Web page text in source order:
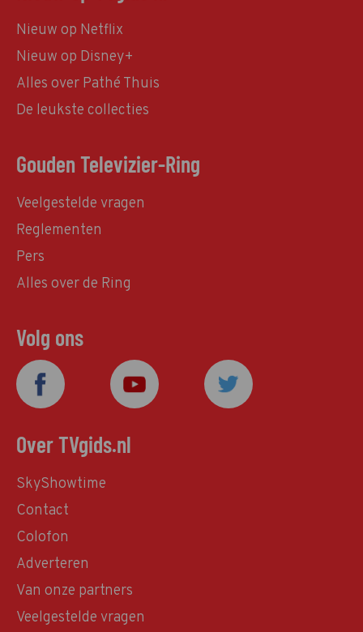
Nieuw op Netflix
Nieuw op Disney+
Alles over Pathé Thuis
De leukste collecties
Gouden Televizier-Ring
Veelgestelde vragen
Reglementen
Pers
Alles over de Ring
Volg ons
Over TVgids.nl
SkyShowtime
Contact
Colofon
Adverteren
Van onze partners
Veelgestelde vragen